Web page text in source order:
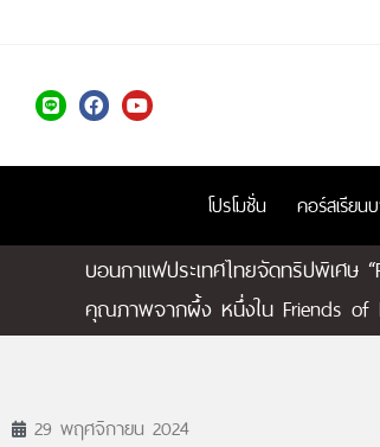
โปรโมชั่น คอร์สเรีย
บอนกาแฟประเทศไทยจัดทริปพิเศษ
คุณภาพจากผึ้ง หนึ่งใน Friends of
29 พฤศจิกายน 2024